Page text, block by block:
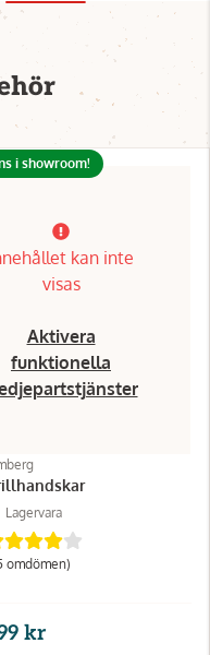
kan inte
visas
Aktivera
funktionella
Lagervara
omdömen)
i showroom!
kr